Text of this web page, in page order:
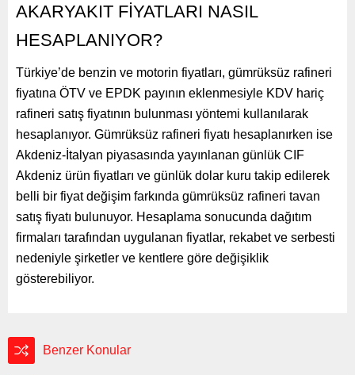
AKARYAKIT FİYATLARI NASIL
HESAPLANIYOR?
Türkiye’de benzin ve motorin fiyatları, gümrüksüz rafineri
fiyatına ÖTV ve EPDK payının eklenmesiyle KDV hariç
rafineri satış fiyatının bulunması yöntemi kullanılarak
hesaplanıyor. Gümrüksüz rafineri fiyatı hesaplanırken ise
Akdeniz-İtalyan piyasasında yayınlanan günlük CIF
Akdeniz ürün fiyatları ve günlük dolar kuru takip edilerek
belli bir fiyat değişim farkında gümrüksüz rafineri tavan
satış fiyatı bulunuyor. Hesaplama sonucunda dağıtım
firmaları tarafından uygulanan fiyatlar, rekabet ve serbesti
nedeniyle şirketler ve kentlere göre değişiklik
gösterebiliyor.
Benzer Konular